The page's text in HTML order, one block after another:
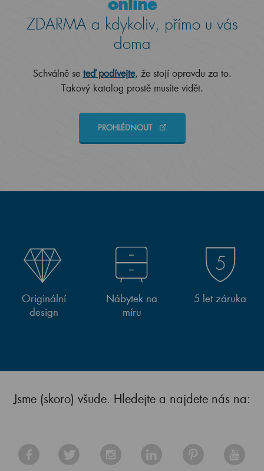
online
ZDARMA a kdykoliv, přímo u vás
doma
Schválně se teď podívejte, že stojí opravdu za to.
Takový katalog prostě musíte vidět.
PROHLÉDNOUT
Originální
design
Nábytek na
míru
5 let záruka
Jsme (skoro) všude. Hledejte a najdete nás na: